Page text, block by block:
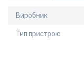
Виробник
Тип пристрою